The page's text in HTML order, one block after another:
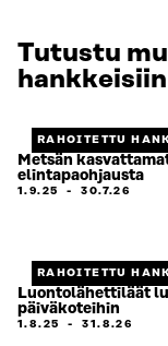
Tutustu
hankkeisiin
RAHOITETTU
Metsän
elintapaohjausta
1.9.25 -30.7.26
RAHOITETTU
Luontolähettiläät
päiväkoteihin
1.8.25 -31.8.26